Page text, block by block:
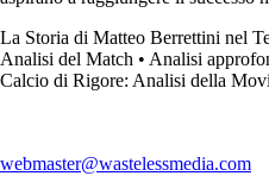
La Storia di Matteo Berrettini nel
Analisi del Match • Analisi
Calcio di Rigore: Analisi della
webmaster@wastelessmedia.com